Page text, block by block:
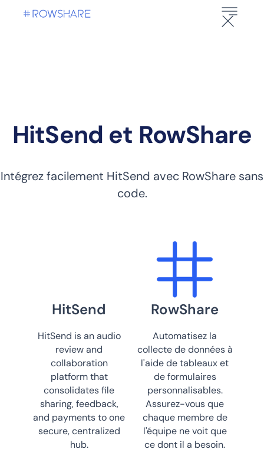
HitSend et RowShare
Intégrez facilement HitSend avec RowShare sans
code.
HitSend
HitSend is an audio
review and
collaboration
platform that
consolidates file
sharing, feedback,
and payments to one
secure, centralized
hub.
RowShare
Automatisez la
collecte de données à
l'aide de tableaux et
de formulaires
personnalisables.
Assurez-vous que
chaque membre de
l'équipe ne voit que
ce dont il a besoin.